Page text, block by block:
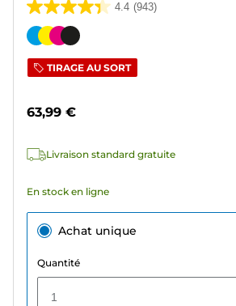
4.4 (943)
4.4
sur
étoiles.
avis
Cartouche
couleur
TIRAGE AU SORT
63,99 €
Livraison standard gratuite
En stock en ligne
Achat unique
Quantité
1